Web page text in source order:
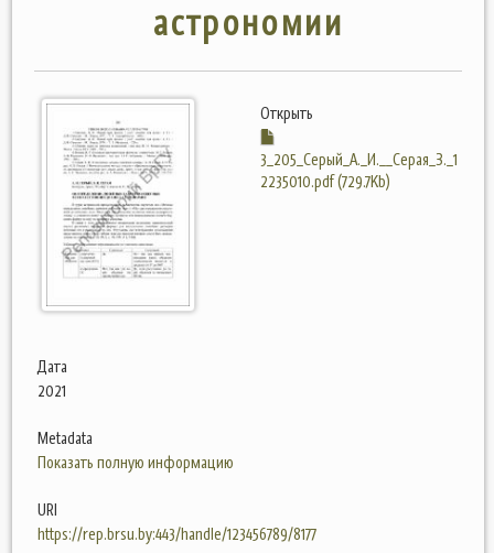
астрономии
Открыть
3_205_Серый_А._И.__Серая_З._1
2235010.pdf (729.7Kb)
Дата
2021
Metadata
Показать полную информацию
URI
https://rep.brsu.by:443/handle/123456789/8177